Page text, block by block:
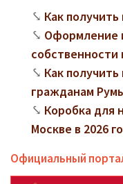
Как
Оформление
Как
гражданам
Коробка для
Москве в 2026
Официальный